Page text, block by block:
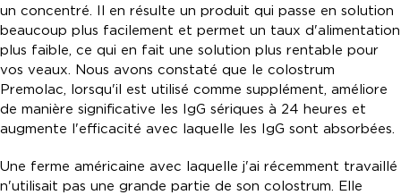
un concentré. Il en résulte un produit qui passe en solution
beaucoup plus facilement et permet un taux d'alimentation
plus faible, ce qui en fait une solution plus rentable pour
vos veaux. Nous avons constaté que le colostrum
Premolac, lorsqu'il est utilisé comme supplément, améliore
de manière significative les IgG sériques à 24 heures et
augmente l'efficacité avec laquelle les IgG sont absorbées.
Une ferme américaine avec laquelle j'ai récemment travaillé
n'utilisait pas une grande partie de son colostrum. Elle